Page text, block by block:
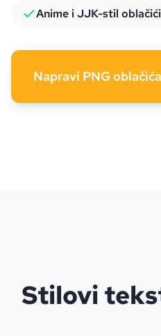
Anime i JJK-stil oblačići
Napravi PNG oblačića
Stilovi